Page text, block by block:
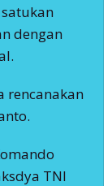
dengan
rencanakan
TNI